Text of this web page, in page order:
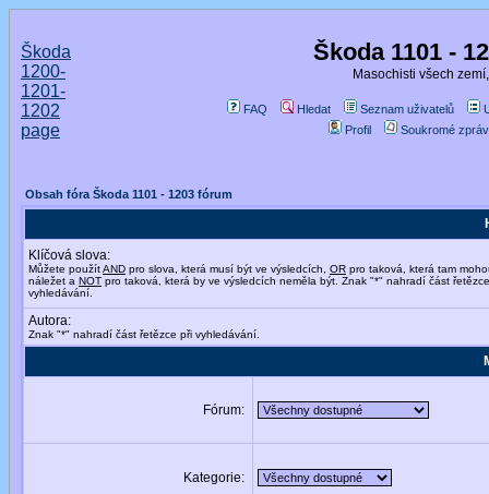
Škoda
1200-
1201-
1202
page
Škoda 1101 -
Masochisti všech
FAQ Hledat Seznam uživatelů
Profil
Soukromé
Obsah fóra Škoda 1101 - 1203 fórum
Klíčová slova:
Můžete použítAND pro slova, která musí být ve výsledcích, OR pro taková, která tam
náležet a NOT pro taková, která by ve výsledcích neměla být. Znak "*" nahradí část
vyhledávání.
Autora:
Znak "*" nahradí část řetězce při vyhledávání.
Fórum:
Kategorie: